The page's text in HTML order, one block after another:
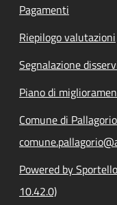
Pagamenti
Riepilogo valutazioni
Segnalazione
Piano di
Comune di
Powered by
10.42.0)